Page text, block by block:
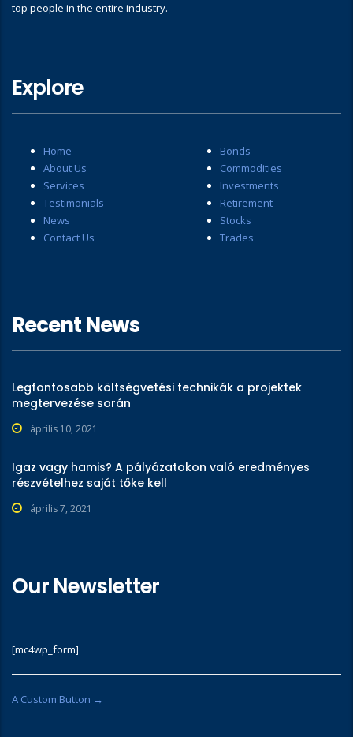
top people in the entire industry.
Explore
Home
About Us
Services
Testimonials
News
Contact Us
Bonds
Commodities
Investments
Retirement
Stocks
Trades
Recent News
Legfontosabb költségvetési technikák a projektek
megtervezése során
április 10, 2021
Igaz vagy hamis? A pályázatokon való eredményes
részvételhez saját tőke kell
április 7, 2021
Our Newsletter
[mc4wp_form]
A Custom Button →